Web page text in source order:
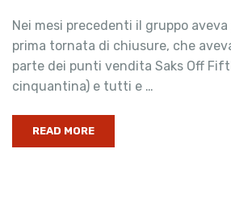
Nei mesi precedenti il gruppo
prima tornata di chiusure, che
parte dei punti vendita Saks Off
cinquantina) e tutti e …
READ MORE